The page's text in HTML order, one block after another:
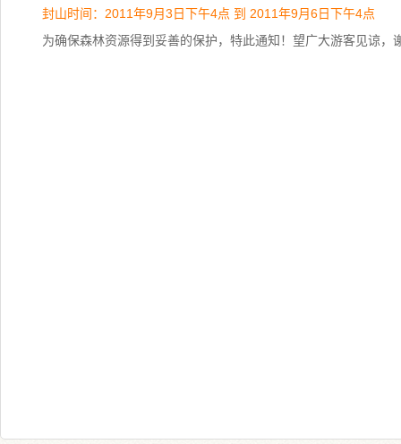
封山时间：2011年9月3日下午4点 到 2011年9月6日下午4点
为确保森林资源得到妥善的保护，特此通知！望广大游客见谅，